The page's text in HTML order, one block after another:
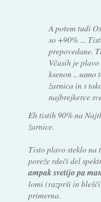
A potem tudi
so +90% ...
prepovedane.
Včasih je
ksenon .. samo
žarnica in s
najbrejkerce
Eh tistih 90% na
žarnice.
Tisto plavo steklo na
poreže rdeči del
ampak svetijo pa
lomi (razprši in
primerna.